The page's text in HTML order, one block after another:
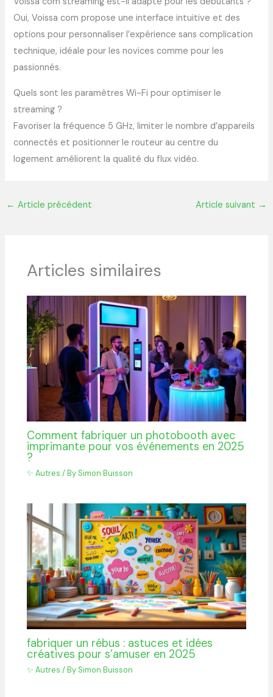
Oui, Voissa com propose une interface intuitive et des
options pour personnaliser l’expérience sans complication
technique, idéale pour les novices comme pour les
passionnés.
Quels sont les paramètres Wi-Fi pour optimiser le
streaming ?
Favoriser la fréquence 5 GHz, limiter le nombre d’appareils
connectés et positionner le routeur au centre du
logement améliorent la qualité du flux vidéo.
← Article précédent Article suivant →
Articles similaires
Comment fabriquer un photobooth avec
imprimante pour vos événements en 2025
?
✨ Autres / By Simon Buisson
fabriquer un rébus : astuces et idées
créatives pour s’amuser en 2025
✨ Autres / By Simon Buisson